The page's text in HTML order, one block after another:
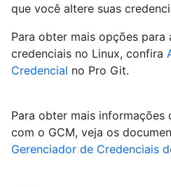
que você altere suas
Para obter mais opções para
credenciais no Linux, confira
Credencial no Pro Git.
Para obter mais informações
com o GCM, veja os
Gerenciador de Credenciais